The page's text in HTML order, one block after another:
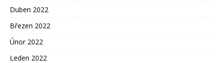
Duben 2022
Březen 2022
Únor 2022
Leden 2022